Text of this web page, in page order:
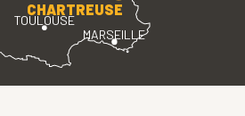
TOULOUSE
MARSEILLE
CHARTREUSE